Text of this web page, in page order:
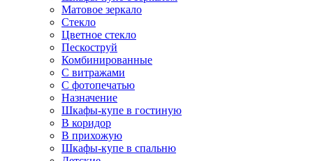
Матовое зеркало
Стекло
Цветное стекло
Пескоструй
Комбинированные
С витражами
С фотопечатью
Назначение
Шкафы-купе в гостиную
В коридор
В прихожую
Шкафы-купе в спальню